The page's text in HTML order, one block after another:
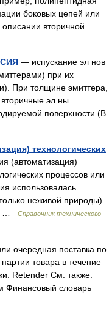
боковых цепей или
описании вторичной… …
— испускание эл нов
при их
При толщине эмиттера,
эл ны
поверхности (В.
технологических
(автоматизация)
процессов или
использовалась
неживой природы).
…
Справочник технического
очередная поставка по
товара в течение
Retender См. также:
Финансовый словарь